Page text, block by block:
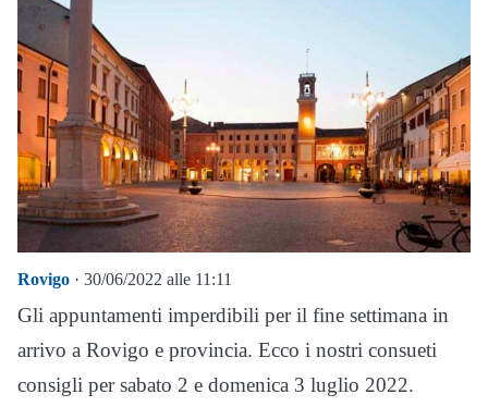
Rovigo · 30/06/2022 alle 11:11
Gli appuntamenti imperdibili per il fine settimana in
arrivo a Rovigo e provincia. Ecco i nostri consueti
consigli per sabato 2 e domenica 3 luglio 2022.